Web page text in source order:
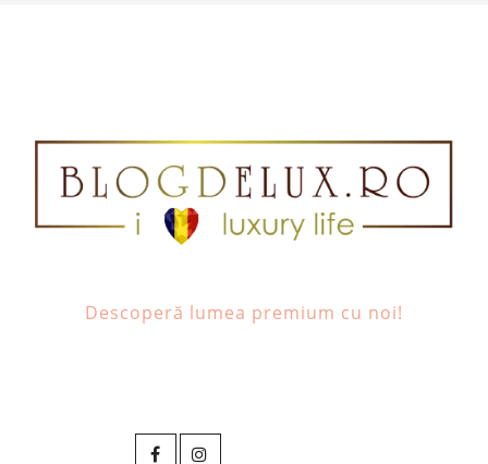
Descoperă lumea premium cu noi!